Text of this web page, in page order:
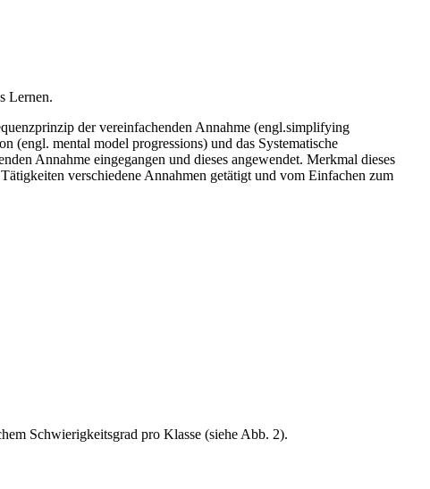
Lernen.
der vereinfachenden Annahme (engl.simplifying
(engl. mental model progressions) und das Systematische
Annahme eingegangen und dieses angewendet. Merkmal dieses
verschiedene Annahmen getätigt und vom Einfachen zum
Schwierigkeitsgrad pro Klasse (siehe Abb. 2).